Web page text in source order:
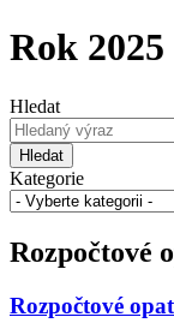
Rok 2025
Hledat
Hledat
Kategorie
Rozpočtové
Rozpočtové